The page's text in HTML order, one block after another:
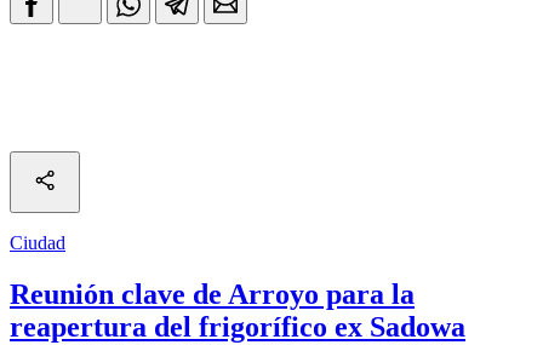
Ciudad
Reunión clave de Arroyo para la
reapertura del frigorífico ex Sadowa